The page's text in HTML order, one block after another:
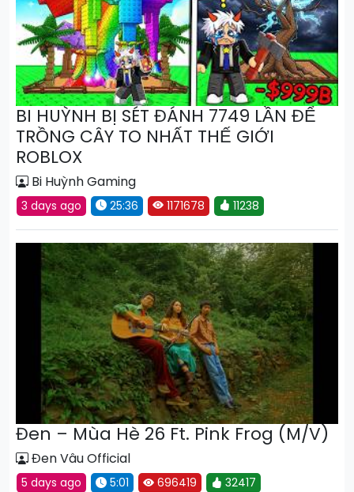
BI HUỲNH BỊ SÉT ĐÁNH 7749 LẦN ĐỂ
TRỒNG CÂY TO NHẤT THẾ GIỚI
ROBLOX
Bi Huỳnh Gaming
3 days ago 25:36 1171678 11238
Đen – Mùa Hè 26 Ft. Pink Frog (M/V)
Đen Vâu Official
5 days ago 5:01 696419 32417